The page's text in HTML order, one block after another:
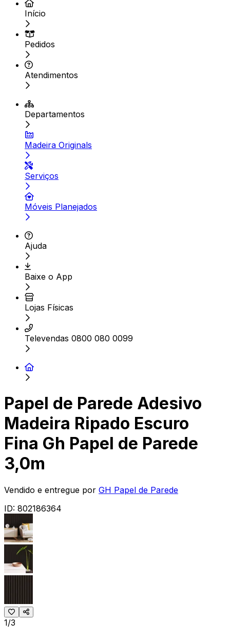
Início
Pedidos
Atendimentos
Departamentos
Madeira Originals
Serviços
Móveis Planejados
Ajuda
Baixe o App
Lojas Físicas
Televendas 0800 080 0099
Papel de Parede Adesivo
Madeira Ripado Escuro
Fina Gh Papel de Parede
3,0m
Vendido e entregue por GH Papel de Parede
ID: 802186364
1/3